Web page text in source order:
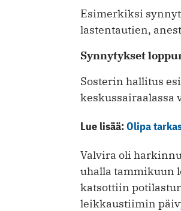
Esimerkiksi
lastentautien,
Synnytykset
Sosterin hallitus
keskussairaalassa
Lue lisää:Olipa
Valvira oli
uhalla tammikuun
katsottiin
leikkaustiimin